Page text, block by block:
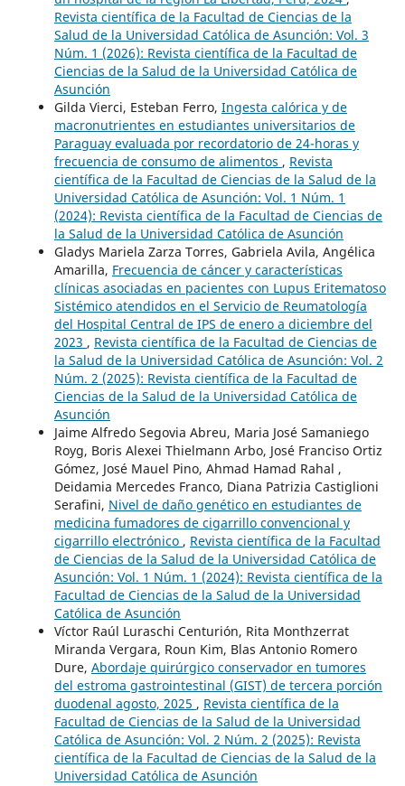
Revista científica de la Facultad de Ciencias de la
Salud de la Universidad Católica de Asunción: Vol. 3
Núm. 1 (2026): Revista científica de la Facultad de
Ciencias de la Salud de la Universidad Católica de
Asunción
Gilda Vierci, Esteban Ferro, Ingesta calórica y de
macronutrientes en estudiantes universitarios de
Paraguay evaluada por recordatorio de 24-horas y
frecuencia de consumo de alimentos , Revista
científica de la Facultad de Ciencias de la Salud de la
Universidad Católica de Asunción: Vol. 1 Núm. 1
(2024): Revista científica de la Facultad de Ciencias de
la Salud de la Universidad Católica de Asunción
Gladys Mariela Zarza Torres, Gabriela Avila, Angélica
Amarilla, Frecuencia de cáncer y características
clínicas asociadas en pacientes con Lupus Eritematoso
Sistémico atendidos en el Servicio de Reumatología
del Hospital Central de IPS de enero a diciembre del
2023 , Revista científica de la Facultad de Ciencias de
la Salud de la Universidad Católica de Asunción: Vol. 2
Núm. 2 (2025): Revista científica de la Facultad de
Ciencias de la Salud de la Universidad Católica de
Asunción
Jaime Alfredo Segovia Abreu, Maria José Samaniego
Royg, Boris Alexei Thielmann Arbo, José Franciso Ortiz
Gómez, José Mauel Pino, Ahmad Hamad Rahal ,
Deidamia Mercedes Franco, Diana Patrizia Castiglioni
Serafini, Nivel de daño genético en estudiantes de
medicina fumadores de cigarrillo convencional y
cigarrillo electrónico , Revista científica de la Facultad
de Ciencias de la Salud de la Universidad Católica de
Asunción: Vol. 1 Núm. 1 (2024): Revista científica de la
Facultad de Ciencias de la Salud de la Universidad
Católica de Asunción
Víctor Raúl Luraschi Centurión, Rita Monthzerrat
Miranda Vergara, Roun Kim, Blas Antonio Romero
Dure, Abordaje quirúrgico conservador en tumores
del estroma gastrointestinal (GIST) de tercera porción
duodenal agosto, 2025 , Revista científica de la
Facultad de Ciencias de la Salud de la Universidad
Católica de Asunción: Vol. 2 Núm. 2 (2025): Revista
científica de la Facultad de Ciencias de la Salud de la
Universidad Católica de Asunción